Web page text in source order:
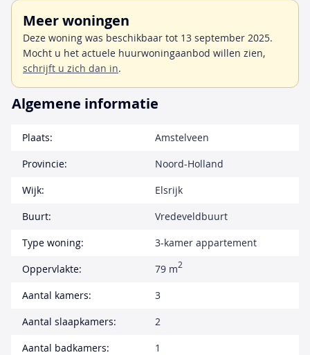
Meer woningen
Deze woning was beschikbaar tot 13 september 2025.
Mocht u het actuele huurwoningaanbod willen zien,
schrijft u zich dan in.
Algemene informatie
Plaats:
Amstelveen
Provincie:
Noord-Holland
Wijk:
Elsrijk
Buurt:
Vredeveldbuurt
Type woning:
3-kamer appartement
Oppervlakte:
79 m2
Aantal kamers:
3
Aantal slaapkamers:
2
Aantal badkamers:
1